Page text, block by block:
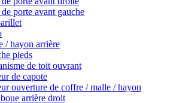
porte avant gauche
/ hayon arrière
pieds
de toit ouvrant
de capote
ouverture de coffre / malle / hayon
arrière droit